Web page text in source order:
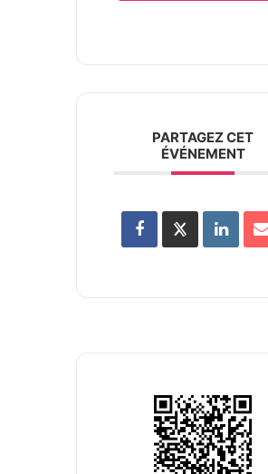
PARTAGEZ CET
ÉVÉNEMENT